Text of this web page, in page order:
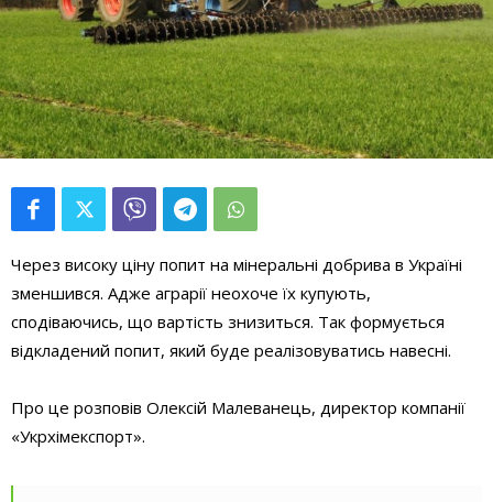
Через високу ціну попит на мінеральні добрива в Україні
зменшився. Адже аграрії неохоче їх купують,
сподіваючись, що вартість знизиться. Так формується
відкладений попит, який буде реалізовуватись навесні.
Про це розповів Олексій Малеванець, директор компанії
«Укрхімекспорт».